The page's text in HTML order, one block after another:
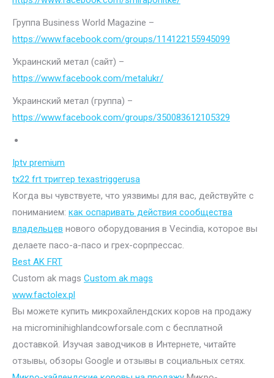
Группа Business World Magazine –
https://www.facebook.com/groups/114122155945099
Украинский метал (сайт) –
https://www.facebook.com/metalukr/
Украинский метал (группа) –
https://www.facebook.com/groups/350083612105329
Iptv premium
tx22 frt триггер texastriggerusa
Когда вы чувствуете, что уязвимы для вас, действуйте с
пониманием: как оспаривать действия сообщества
владельцев нового оборудования в Vecindia, которое вы
делаете пасо-а-пасо и грех-сорпрессас.
Best AK FRT
Custom ak mags Custom ak mags
www.factolex.pl
Вы можете купить микрохайлендских коров на продажу
на microminihighlandcowforsale.com с бесплатной
доставкой. Изучая заводчиков в Интернете, читайте
отзывы, обзоры Google и отзывы в социальных сетях.